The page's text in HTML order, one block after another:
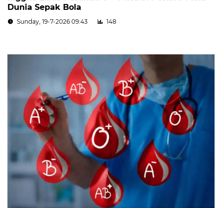
Dunia Sepak Bola
Sunday, 19-7-2026 09:43 148